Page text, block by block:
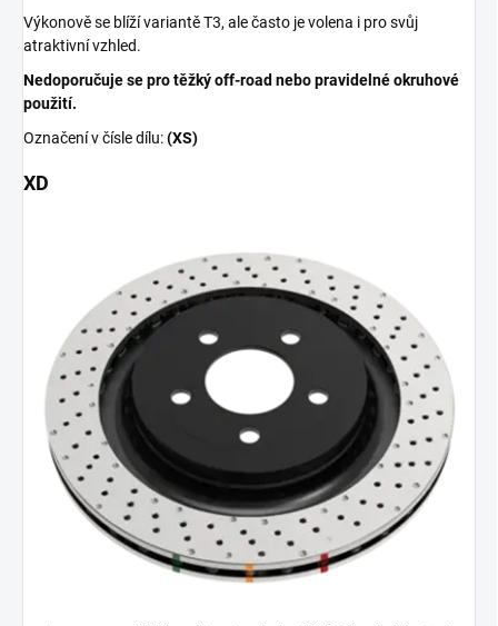
Výkonově se blíží variantě T3, ale často je volena i pro svůj
atraktivní vzhled.
Nedoporučuje se pro těžký off-road nebo pravidelné okruhové
použití.
Označení v čísle dílu:(XS)
XD